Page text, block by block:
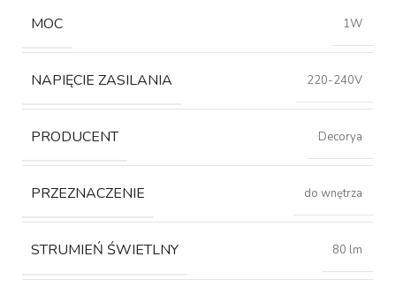
MOC 1W
NAPIĘCIE ZASILANIA 220-240V
PRODUCENT Decorya
PRZEZNACZENIE do wnętrza
STRUMIEŃ ŚWIETLNY 80 lm